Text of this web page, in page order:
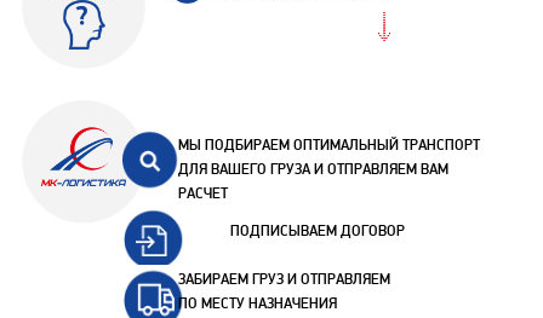
МЫ ПОДБИРАЕМ ОПТИМАЛЬНЫЙ ТРАНСПОРТ
ДЛЯ ВАШЕГО ГРУЗА И ОТПРАВЛЯЕМ ВАМ
РАСЧЕТ
ПОДПИСЫВАЕМ ДОГОВОР
ЗАБИРАЕМ ГРУЗ И ОТПРАВЛЯЕМ
ПО МЕСТУ НАЗНАЧЕНИЯ